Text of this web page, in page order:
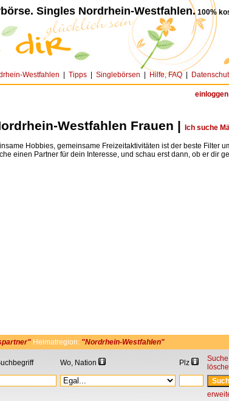
Singles Nordrhein-Westfahlen. 100%
Westfahlen Tipps Singlebörsen Hilfe, FAQ
einloggen
Westfahlen Frauen | Ich suche
Hobbies, gemeinsame Freizeitaktivitäten ist der beste Filter
einen Partner für dein Interesse, und schau erst dann, ob er dir
Heimatregion: "Nordrhein-Westfahlen"
Wo, Nation Plz
Suche